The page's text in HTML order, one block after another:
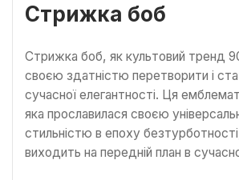
Стрижка боб
Стрижка боб, як культовий тренд
своєю здатністю перетворити і
сучасної елегантності. Ця
яка прославилася своєю
стильністю в епоху
виходить на передній план в